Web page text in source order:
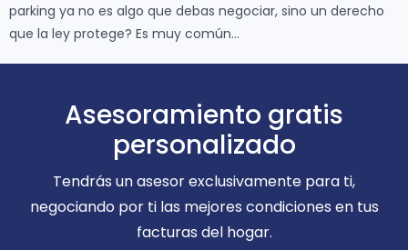
parking ya no es algo que debas negociar, sino un derecho
que la ley protege? Es muy común…
Asesoramiento gratis
personalizado
Tendrás un asesor exclusivamente para ti,
negociando por ti las mejores condiciones en tus
facturas del hogar.